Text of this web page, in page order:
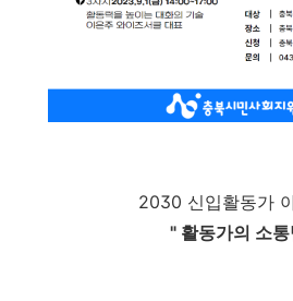
2030 신입활동가
" 활동가의 소